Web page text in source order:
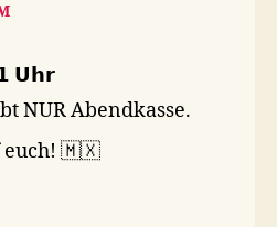
𝗨𝗵𝗿
NUR Abendkasse.
euch! 🇲🇽